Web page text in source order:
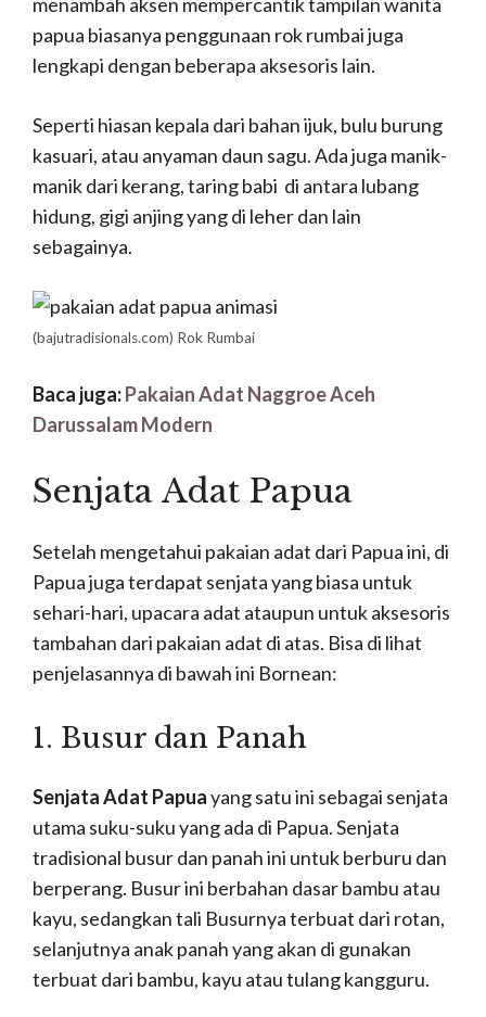
papua biasanya penggunaan rok rumbai juga
lengkapi dengan beberapa aksesoris lain.
Seperti hiasan kepala dari bahan ijuk, bulu burung
kasuari, atau anyaman daun sagu. Ada juga manik-
manik dari kerang, taring babi di antara lubang
hidung, gigi anjing yang di leher dan lain
sebagainya.
(bajutradisionals.com) Rok Rumbai
Baca juga:Pakaian Adat Naggroe Aceh
Darussalam Modern
Senjata Adat Papua
Setelah mengetahui pakaian adat dari Papua ini, di
Papua juga terdapat senjata yang biasa untuk
sehari-hari, upacara adat ataupun untuk aksesoris
tambahan dari pakaian adat di atas. Bisa di lihat
penjelasannya di bawah ini Bornean:
1. Busur dan Panah
Senjata Adat Papuayang satu ini sebagai senjata
utama suku-suku yang ada di Papua. Senjata
tradisional busur dan panah ini untuk berburu dan
berperang. Busur ini berbahan dasar bambu atau
kayu, sedangkan tali Busurnya terbuat dari rotan,
selanjutnya anak panah yang akan di gunakan
terbuat dari bambu, kayu atau tulang kangguru.